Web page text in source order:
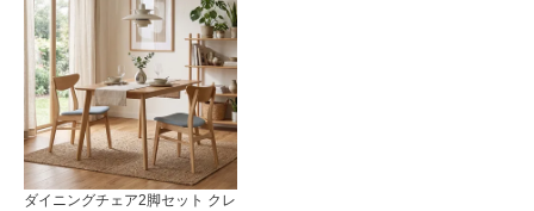
ダイニングチェア2脚セット クレ